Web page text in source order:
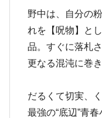
野中は、自分の
れを【呪物】と
品。すぐに落札
更なる混沌に巻
だるくて切実、
最強の“底辺”青春